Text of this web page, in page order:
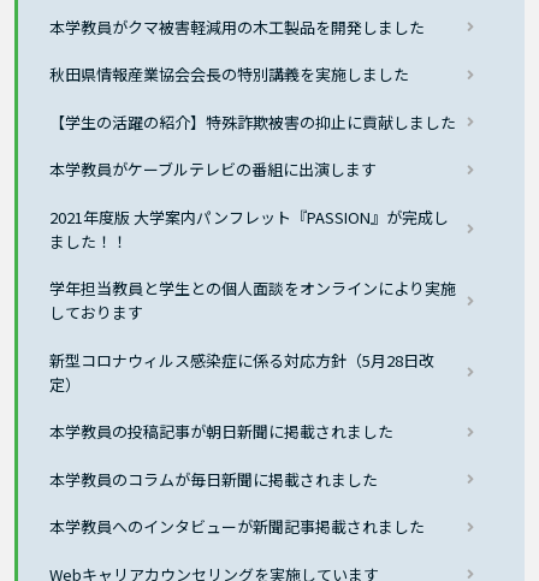
本学教員がクマ被害軽減用の木工製品を開発しました
秋田県情報産業協会会長の特別講義を実施しました
【学生の活躍の紹介】特殊詐欺被害の抑止に貢献しました
本学教員がケーブルテレビの番組に出演します
2021年度版 大学案内パンフレット『PASSION』が完成し
ました！！
学年担当教員と学生との個人面談をオンラインにより実施
しております
新型コロナウィルス感染症に係る対応方針（5月28日改
定）
本学教員の投稿記事が朝日新聞に掲載されました
本学教員のコラムが毎日新聞に掲載されました
本学教員へのインタビューが新聞記事掲載されました
Webキャリアカウンセリングを実施しています